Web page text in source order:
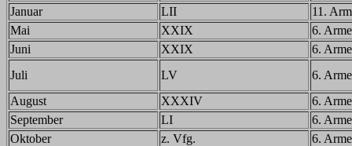
Januar
LII
11.
Mai
XXIX
6.
Juni
XXIX
6.
Juli
LV
6.
August
XXXIV
6.
September
LI
6.
Oktober
z. Vfg.
6.